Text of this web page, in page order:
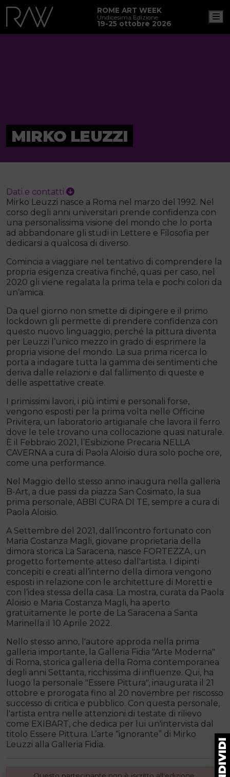
ROME ART WEEK
Undicesima Edizione
19-25 ottobre 2026
MIRKO LEUZZI
Dati e contatti
Mirko Leuzzi nasce a Roma nel marzo del 1992. Nel
corso degli anni universitari prende confidenza con
una personalissima visione del mondo che lo porta
ad abbandonare gli studi in Lettere e Filosofia per
dedicarsi a qualcosa di diverso.
Comincia a viaggiare nel tentativo di comprendere la
propria esigenza creativa finché, quasi per caso, nel
2020 gli viene regalata la prima tela e pochi colori da
un’amica.
Da quel giorno non smette di dipingere e il primo
lockdown gli permette di prendere confidenza con
questo nuovo linguaggio, perché la pittura diventa
per Leuzzi l’unico mezzo in grado di esprimere la
propria visione del mondo. La sua prima ricerca lo
porta a indagare tutta la gamma dei sentimenti che
deriva dalle relazioni e dal fallimento di queste e
delle aspettative create.
I primissimi lavori, i più intimi e personali forse,
vengono esposti per la prima volta nelle Officine
Privitera, un laboratorio artigianale che lavora il ferro
dove le tele trovano una collocazione quasi naturale.
È il Febbraio 2021, l’Esibizione Precaria NELLA
CAVERNA a cura di Paola Aloisio dura solo poche ore,
come una performance.
Nel Maggio dello stesso anno inaugura nella galleria
B-Art, a due passi da piazza San Cosimato, la sua
prima personale, ABBI CURA DI TE, sempre a cura di
Paola Aloisio.
A Settembre del 2021, dall’incontro fortunato con
Maria Costanza Magli, giovane proprietaria della
dimora storica La Saracena, nasce FORTEZZA, un
progetto fortemente atteso dall'artista. I dipinti
concepiti e creati all’interno della dimora vengono
esposti in relazione con le architetture di Moretti e
con l’idea stessa della casa. La mostra, curata da Paola
Aloisio e Maria Costanza Magli, ha aperto
gratuitamente le porte de La Saracena a Santa
Marinella il 10 Aprile 2022.
Nello stesso anno, l'autore approda nella prima
galleria importante, la Galleria Fidia "Arte Moderna"
di Roma, storica galleria della Roma contemporanea
degli anni Settanta, ricchissima di influenze. Qui, ha
luogo la personale "Essere Pittura", inaugurata il 21
ottobre e prorogata fino al 20 novembre per riscosso
successo di critica e pubblico. Con questa personale,
l'artista entra nelle attenzioni di testate di rilievo
come EXIBART, che dedica per lui un'intervista dal
titolo Essere Pittura. L’arte “ignorante” di Mirko
Leuzzi alla Galleria Fidia.